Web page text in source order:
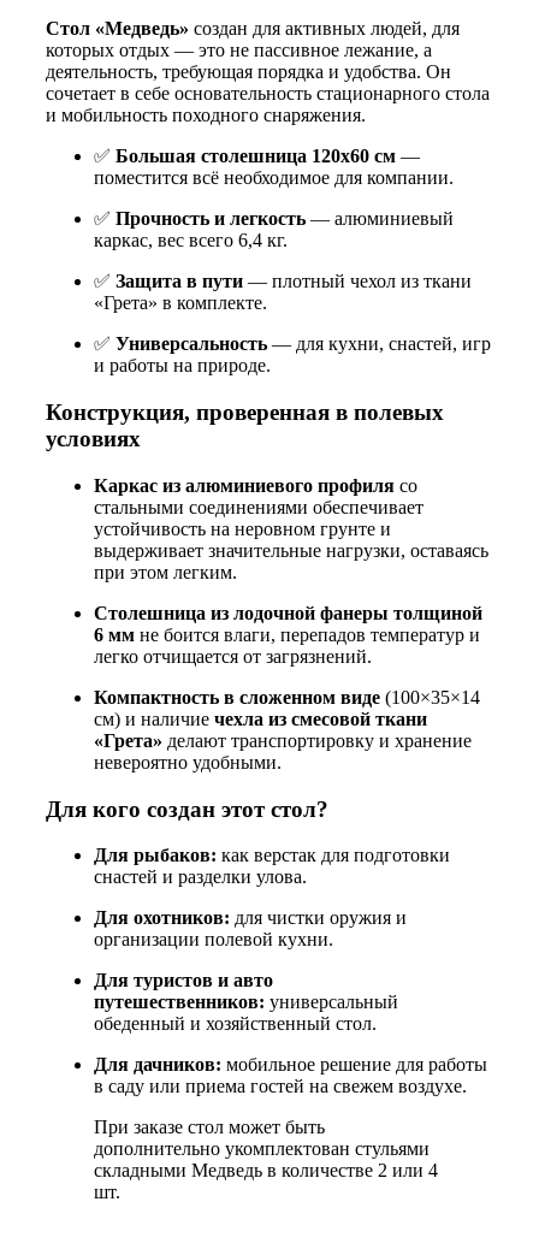
Стол «Медведь» создан для активных людей, для
которых отдых — это не пассивное лежание, а
деятельность, требующая порядка и удобства. Он
сочетает в себе основательность стационарного стола
и мобильность походного снаряжения.
✅ Большая столешница 120х60 см—
поместится всё необходимое для компании.
✅ Прочность и легкость— алюминиевый
каркас, вес всего 6,4 кг.
✅ Защита в пути— плотный чехол из ткани
«Грета» в комплекте.
✅ Универсальность— для кухни, снастей, игр
и работы на природе.
Конструкция, проверенная в полевых
условиях
Каркас из алюминиевого профилясо
стальными соединениями обеспечивает
устойчивость на неровном грунте и
выдерживает значительные нагрузки, оставаясь
при этом легким.
Столешница из лодочной фанеры толщиной
6 ммне боится влаги, перепадов температур и
легко отчищается от загрязнений.
Компактность в сложенном виде(100×35×14
см) и наличие чехла из смесовой ткани
«Грета» делают транспортировку и хранение
невероятно удобными.
Для кого создан этот стол?
Для рыбаков: как верстак для подготовки
снастей и разделки улова.
Для охотников: для чистки оружия и
организации полевой кухни.
Для туристов и авто
путешественников: универсальный
обеденный и хозяйственный стол.
Для дачников: мобильное решение для работы
в саду или приема гостей на свежем воздухе.
При заказе стол может быть
дополнительно укомплектован стульями
складными Медведь в количестве 2 или 4
шт.